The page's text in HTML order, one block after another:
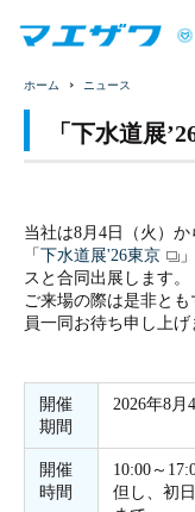
「下水道展
当社は8月4日（火）
「 下水道展'26東京
スと合同出展します。
ご来場の際は是非と
員一同お待ち申し上げ
開催
期間
2026年8月
開催
時間
10:00～
但し、初
バイオガスプラ
事業内容
事業所一覧
CSR
投資家情報
財務・業績
株式情報
採用情報
福利厚生
ニュース